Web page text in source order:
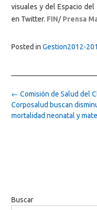
visuales y del Espacio del
en Twitter. FIN/ Prensa
Posted in Gestion2012-
Post
navigation
← Comisión de Salud del
Corposalud buscan
mortalidad neonatal y
Buscar